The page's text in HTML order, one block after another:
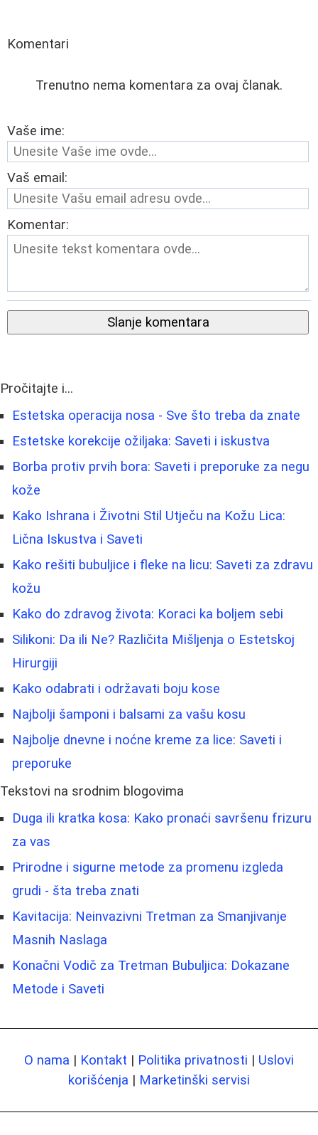
Komentari
Trenutno nema komentara za ovaj članak.
Vaše ime:
Vaš email:
Komentar:
Slanje komentara
Pročitajte i...
Estetska operacija nosa - Sve što treba da znate
Estetske korekcije ožiljaka: Saveti i iskustva
Borba protiv prvih bora: Saveti i preporuke za negu
kože
Kako Ishrana i Životni Stil Utječu na Kožu Lica:
Lična Iskustva i Saveti
Kako rešiti bubuljice i fleke na licu: Saveti za zdravu
kožu
Kako do zdravog života: Koraci ka boljem sebi
Silikoni: Da ili Ne? Različita Mišljenja o Estetskoj
Hirurgiji
Kako odabrati i održavati boju kose
Najbolji šamponi i balsami za vašu kosu
Najbolje dnevne i noćne kreme za lice: Saveti i
preporuke
Tekstovi na srodnim blogovima
Duga ili kratka kosa: Kako pronaći savršenu frizuru
za vas
Prirodne i sigurne metode za promenu izgleda
grudi - šta treba znati
Kavitacija: Neinvazivni Tretman za Smanjivanje
Masnih Naslaga
Konačni Vodič za Tretman Bubuljica: Dokazane
Metode i Saveti
O nama | Kontakt | Politika privatnosti | Uslovi
korišćenja | Marketinški servisi